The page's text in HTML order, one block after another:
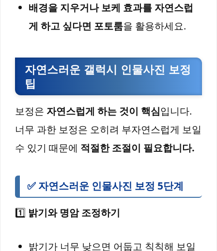
배경을 지우거나 보케 효과를 자연스럽
게 하고 싶다면 포토룸을 활용하세요.
자연스러운 갤럭시 인물사진 보정
팁
보정은 자연스럽게 하는 것이 핵심입니다.
너무 과한 보정은 오히려 부자연스럽게 보일
수 있기 때문에 적절한 조절이 필요합니다.
✅ 자연스러운 인물사진 보정 5단계
1️⃣ 밝기와 명암 조정하기
밝기가 너무 낮으면 어둡고 칙칙해 보일